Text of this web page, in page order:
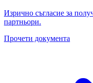
Изрично съгласие за
партньори.
Прочети документа